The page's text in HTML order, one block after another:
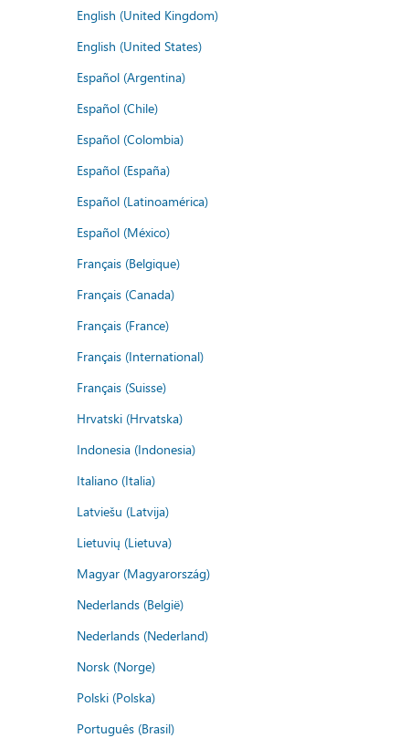
English (United Kingdom)
English (United States)
Español (Argentina)
Español (Chile)
Español (Colombia)
Español (España)
Español (Latinoamérica)
Español (México)
Français (Belgique)
Français (Canada)
Français (France)
Français (International)
Français (Suisse)
Hrvatski (Hrvatska)
Indonesia (Indonesia)
Italiano (Italia)
Latviešu (Latvija)
Lietuvių (Lietuva)
Magyar (Magyarország)
Nederlands (België)
Nederlands (Nederland)
Norsk (Norge)
Polski (Polska)
Português (Brasil)